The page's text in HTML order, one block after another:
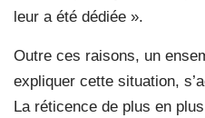
leur a été dédiée ».
Outre ces raisons, un
expliquer cette situation,
La réticence de plus en